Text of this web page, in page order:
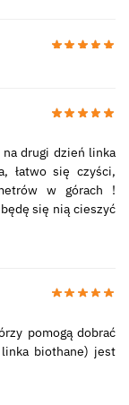
na drugi dzień linka
łatwo się czyści,
w górach !
się nią cieszyć
pomogą dobrać
biothane) jest